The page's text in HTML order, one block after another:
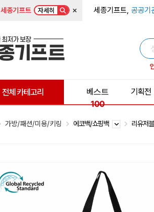
세종기프트 자세히 × 세종기프트, 공공기
전체 카테고리
베스트
100
기획전
가방/패션/미용/키링 에코백/쇼핑백 리유저